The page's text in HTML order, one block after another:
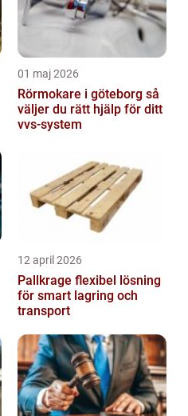
01 maj 2026
Rörmokare i göteborg så
väljer du rätt hjälp för ditt
vvs-system
12 april 2026
Pallkrage flexibel lösning
för smart lagring och
transport